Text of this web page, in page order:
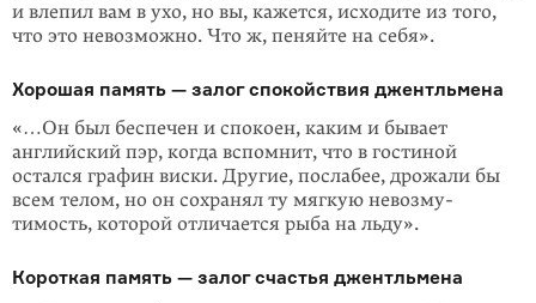
и влепил вам в ухо, но вы, кажется, исхо­дите из того,
что это невозможно. Что ж, пеняйте на себя».
Хорошая память — залог спокойствия джентльмена
«…Он был беспечен и спокоен, каким и бывает
английский пэр, когда вспо­мнит, что в гостиной
остался графин виски. Другие, послабее, дрожали бы
всем телом, но он сохранял ту мягкую невозму­
тимость, которой отличается рыба на льду».
Короткая память — залог счастья джентльмена